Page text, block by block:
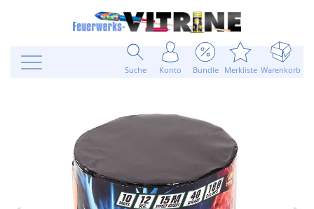
Suche Konto Bundle Merkliste Warenkorb